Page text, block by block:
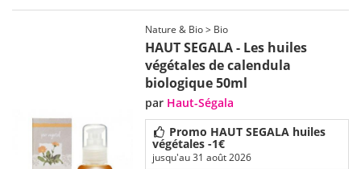
Nature & Bio > Bio
HAUT SEGALA - Les huiles
végétales de calendula
biologique 50ml
par Haut-Ségala
Promo HAUT SEGALA huiles
végétales -1€
jusqu'au 31 août 2026